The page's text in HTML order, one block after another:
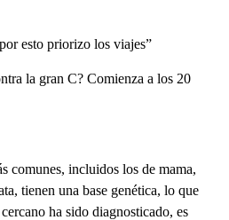
esto priorizo los viajes”
la gran C? Comienza a los 20
comunes, incluidos los de mama,
tienen una base genética, lo que
ha sido diagnosticado, es